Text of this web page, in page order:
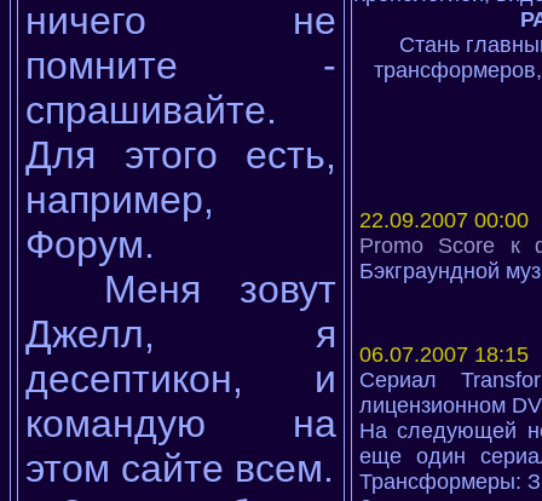
Стань
22.09.2007 00:00
Promo Score к
Бэкграундной
06.07.2007 18:15
Сериал
лицензионном
На следующей
еще один
Трансформеры:
ничего не
помните -
спрашивайте.
Для этого есть,
например,
Форум.
Меня зовут
Джелл, я
десептикон, и
командую на
этом сайте всем.